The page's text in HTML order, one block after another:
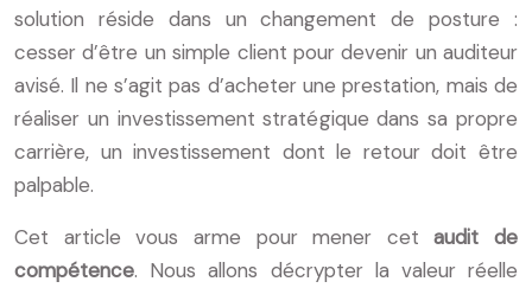
solution réside dans un changement de posture :
cesser d’être un simple client pour devenir un auditeur
avisé. Il ne s’agit pas d’acheter une prestation, mais de
réaliser un investissement stratégique dans sa propre
carrière, un investissement dont le retour doit être
palpable.
Cet article vous arme pour mener cetaudit de
compétence. Nous allons décrypter la valeur réelle